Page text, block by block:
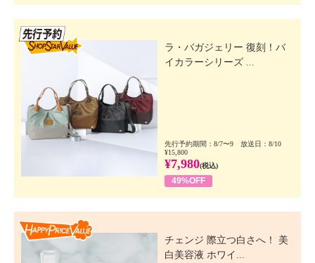
ラ・バガジェリー 復刻！バ
イカラーシリーズ ...
先行予約期間：8/7〜9 放送日：8/10
¥15,800
¥7,980(税込)
49%OFF
チェンジ 際立つ白さへ！ 美
白美容液 ホワイ...